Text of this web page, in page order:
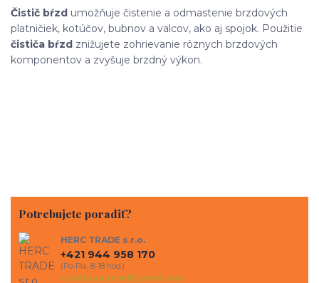
Čistič bŕzd umožňuje čistenie a odmastenie brzdových
platničiek, kotúčov, bubnov a valcov, ako aj spojok. Použitie
čističa bŕzd znižujete zohrievanie rôznych brzdových
komponentov a zvyšuje brzdný výkon.
Potrebujete poradiť?
HERC TRADE s.r.o.
+421 944 958 170
(Po-Pia, 8-18 hod.)
plastigaugesk@gmail.com